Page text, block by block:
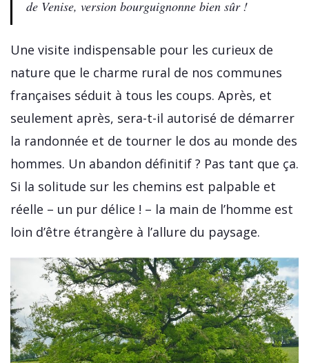
de Venise, version bourguignonne bien sûr !
Une visite indispensable pour les curieux de
nature que le charme rural de nos communes
françaises séduit à tous les coups. Après, et
seulement après, sera-t-il autorisé de démarrer
la randonnée et de tourner le dos au monde des
hommes. Un abandon définitif ? Pas tant que ça.
Si la solitude sur les chemins est palpable et
réelle – un pur délice ! – la main de l’homme est
loin d’être étrangère à l’allure du paysage.